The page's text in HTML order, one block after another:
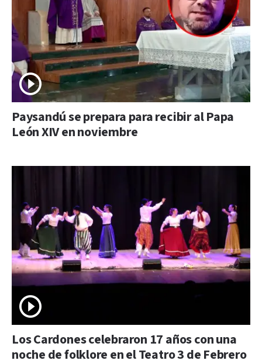
Paysandú se prepara para recibir al Papa
León XIV en noviembre
Los Cardones celebraron 17 años con una
noche de folklore en el Teatro 3 de Febrero